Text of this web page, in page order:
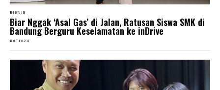
BISNIS
Biar Nggak ‘Asal Gas’ di Jalan, Ratusan Siswa SMK di
Bandung Berguru Keselamatan ke inDrive
KATIV24